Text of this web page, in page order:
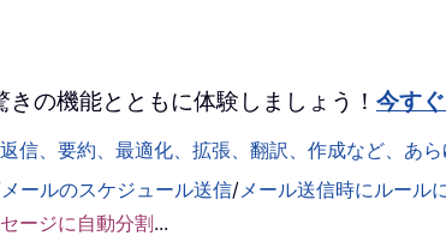
の機能とともに体験しましょう！ 今す
信、要約、最適化、拡張、翻訳、作成など、あら
メールのスケジュール送信/ メール送信時にルール
ージに自動分割...